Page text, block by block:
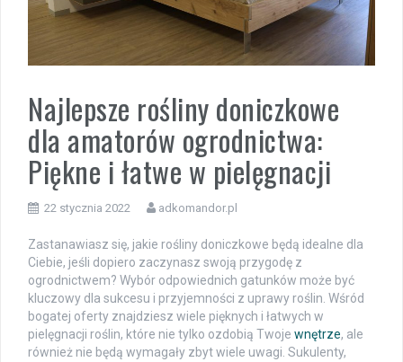
Najlepsze rośliny doniczkowe
dla amatorów ogrodnictwa:
Piękne i łatwe w pielęgnacji
22 stycznia 2022 adkomandor.pl
Zastanawiasz się, jakie rośliny doniczkowe będą idealne dla
Ciebie, jeśli dopiero zaczynasz swoją przygodę z
ogrodnictwem? Wybór odpowiednich gatunków może być
kluczowy dla sukcesu i przyjemności z uprawy roślin. Wśród
bogatej oferty znajdziesz wiele pięknych i łatwych w
pielęgnacji roślin, które nie tylko ozdobią Twoje wnętrze, ale
również nie będą wymagały zbyt wiele uwagi. Sukulenty,